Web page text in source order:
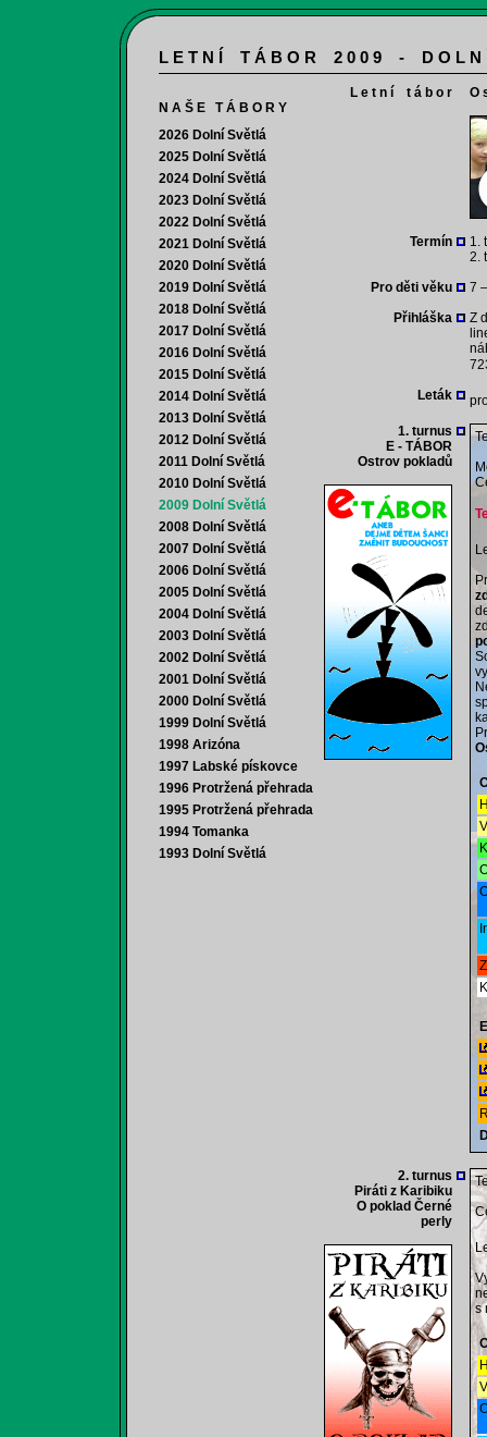
L E T N Í T Á B O R 2 0 0 9 - D O L
N A Š E T Á B O R Y
2026 Dolní Světlá
2025 Dolní Světlá
2024 Dolní Světlá
2023 Dolní Světlá
2022 Dolní Světlá
2021 Dolní Světlá
2020 Dolní Světlá
2019 Dolní Světlá
2018 Dolní Světlá
2017 Dolní Světlá
2016 Dolní Světlá
2015 Dolní Světlá
2014 Dolní Světlá
2013 Dolní Světlá
2012 Dolní Světlá
2011 Dolní Světlá
2010 Dolní Světlá
2009 Dolní Světlá
2008 Dolní Světlá
2007 Dolní Světlá
2006 Dolní Světlá
2005 Dolní Světlá
2004 Dolní Světlá
2003 Dolní Světlá
2002 Dolní Světlá
2001 Dolní Světlá
2000 Dolní Světlá
1999 Dolní Světlá
1998 Arizóna
1997 Labské pískovce
1996 Protržená přehrada
1995 Protržená přehrada
1994 Tomanka
1993 Dolní Světlá
L e t n í t á b o r O
Termín
1.
2.
Pro děti věku
7
Přihláška
Z
Leták
1. turnus
E - TÁBOR
Ostrov pokladů
2. turnus
Piráti z Karibiku
O poklad Černé
perly
s